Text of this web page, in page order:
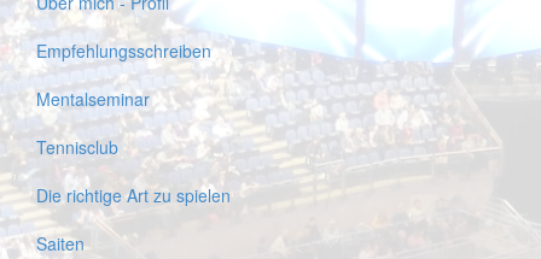
Empfehlungsschreiben
Mentalseminar
Tennisclub
Die richtige Art zu spielen
Saiten